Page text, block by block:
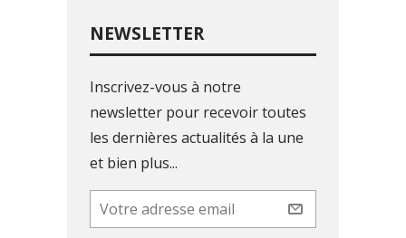
NEWSLETTER
Inscrivez-vous à notre
newsletter pour recevoir toutes
les dernières actualités à la une
et bien plus...